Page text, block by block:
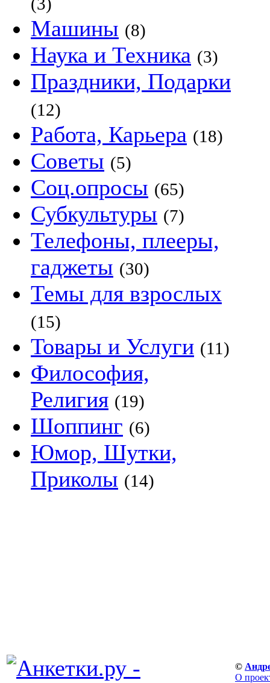
Машины (8)
Наука и Техника (3)
Праздники, Подарки
(12)
Работа, Карьера (18)
Советы (5)
Соц.опросы (65)
Субкультуры (7)
Телефоны, плееры,
гаджеты (30)
Темы для взрослых
(15)
Товары и Услуги (11)
Философия,
Религия (19)
Шоппинг (6)
Юмор, Шутки,
Приколы (14)
©
О